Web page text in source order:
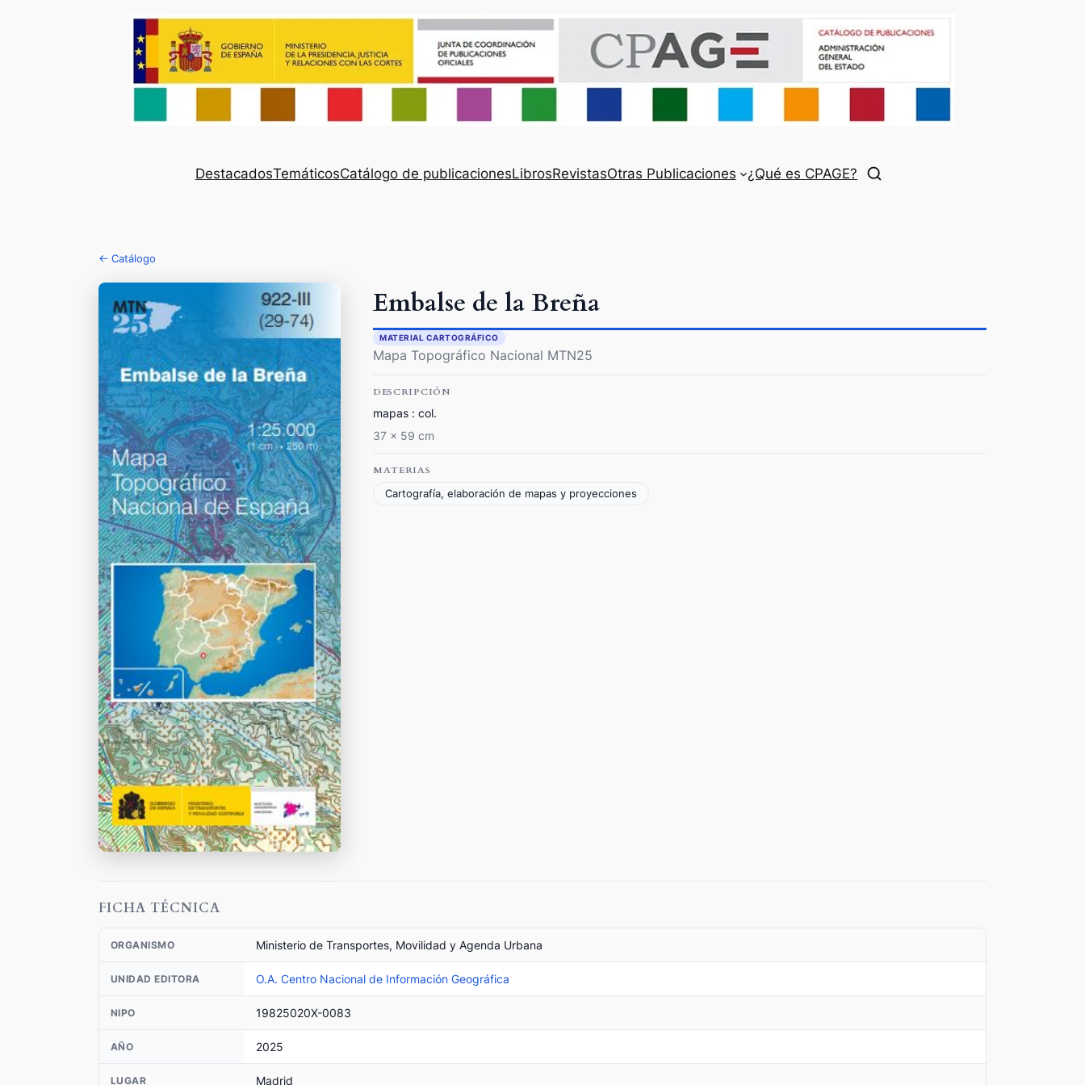
DestacadosTemáticosCatálogo de publicacionesLibrosRevistasOtras Publicaciones ¿Qué es CPAGE?
← Catálogo
Embalse de la Breña
MATERIAL CARTOGRÁFICO
Mapa Topográfico Nacional MTN25
DESCRIPCIÓN
mapas : col.
37 x 59 cm
MATERIAS
Cartografía, elaboración de mapas y proyecciones
FICHA TÉCNICA
ORGANISMO Ministerio de Transportes, Movilidad y Agenda Urbana
UNIDAD EDITORA O.A. Centro Nacional de Información Geográfica
NIPO 19825020X-0083
AÑO 2025
LUGAR Madrid